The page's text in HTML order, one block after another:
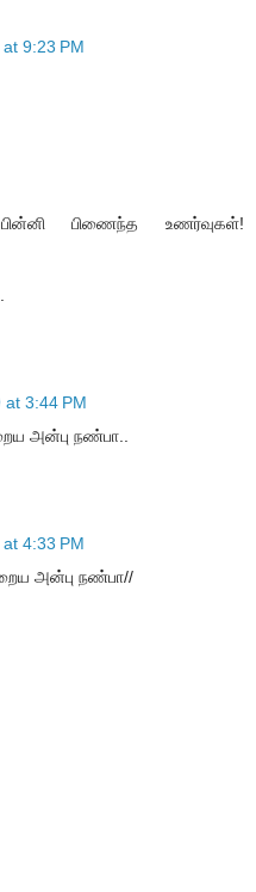
9:23 PM
பிணைந்த உணர்வுகள்!
3:44 PM
அன்பு நண்பா..
4:33 PM
அன்பு நண்பா//